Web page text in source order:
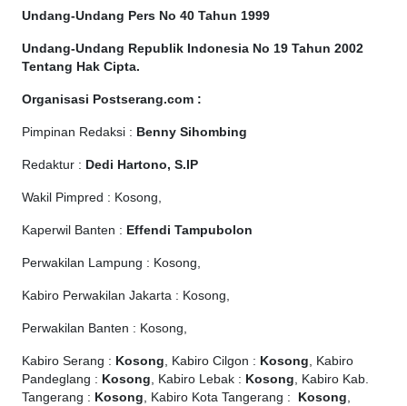
Undang-Undang Pers No 40 Tahun 1999
Undang-Undang Republik Indonesia No 19 Tahun 2002
Tentang Hak Cipta.
Organisasi Postserang.com :
Pimpinan Redaksi : Benny Sihombing
Redaktur : Dedi Hartono, S.IP
Wakil Pimpred : Kosong,
Kaperwil Banten : Effendi Tampubolon
Perwakilan Lampung : Kosong,
Kabiro Perwakilan Jakarta : Kosong,
Perwakilan Banten : Kosong,
Kabiro Serang : Kosong, Kabiro Cilgon : Kosong, Kabiro
Pandeglang : Kosong, Kabiro Lebak : Kosong, Kabiro Kab.
Tangerang : Kosong, Kabiro Kota Tangerang : Kosong,